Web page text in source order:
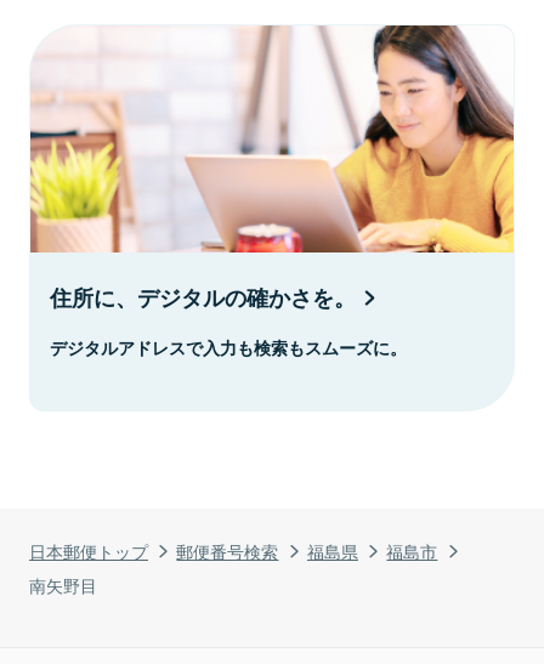
日本郵便トップ 郵便番号検索 福島県
福島市
南矢野目
住所に、デジタルの確かさを。
デジタルアドレスで入力も検索もスムーズに。